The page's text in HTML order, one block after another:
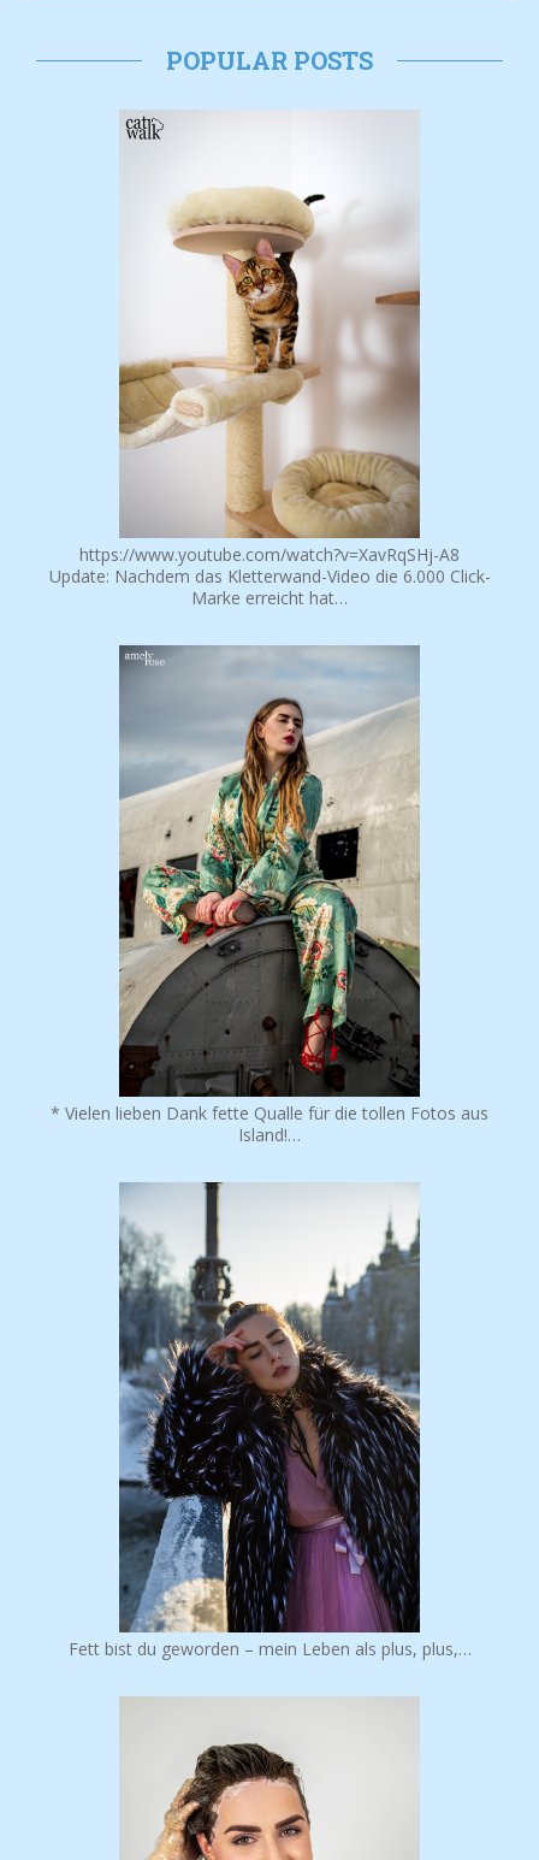
POPULAR POSTS
https://www.youtube.com/watch?v=XavRqSHj-A8
Update: Nachdem das Kletterwand-Video die 6.000 Click-
Marke erreicht hat…
* Vielen lieben Dank fette Qualle für die tollen Fotos aus
Island!…
Fett bist du geworden – mein Leben als plus, plus,…